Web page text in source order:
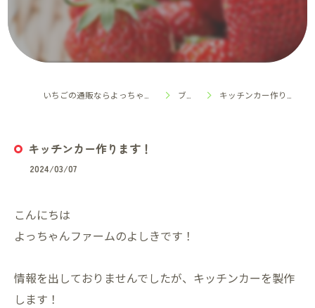
ブログ キッチンカー作ります！
キッチンカー作ります！
2024/03/07
こんにちは
よっちゃんファームのよしきです！
情報を出しておりませんでしたが、キッチンカーを製作
します！